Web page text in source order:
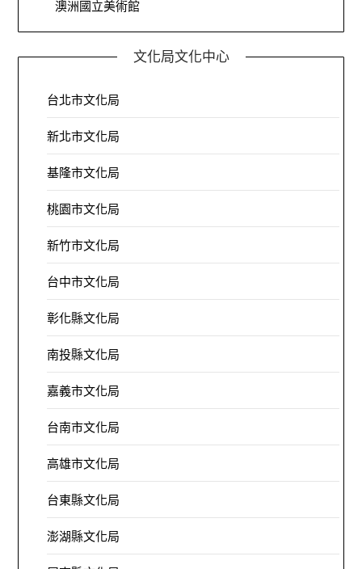
澳洲國立美術館
文化局文化中心
台北市文化局
新北市文化局
基隆市文化局
桃園市文化局
新竹市文化局
台中市文化局
彰化縣文化局
南投縣文化局
嘉義市文化局
台南市文化局
高雄市文化局
台東縣文化局
澎湖縣文化局